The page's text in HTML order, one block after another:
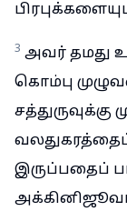
3 அவர் தமது
கொம்பு
வலதுகரத்தைப்
இருப்பதைப்